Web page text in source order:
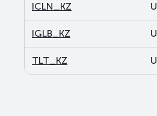
ICLN_KZ
IGLB_KZ
TLT_KZ